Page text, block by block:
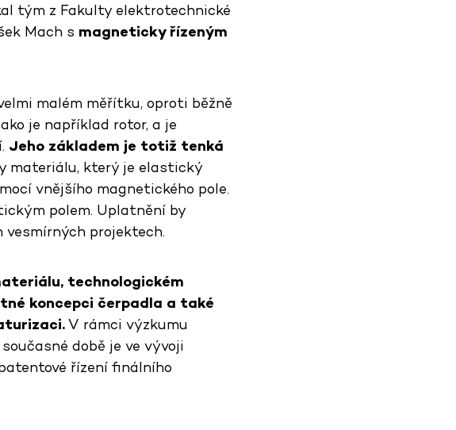
tým z Fakulty elektrotechnické
Mach s magneticky řízeným
malém měřítku, oproti běžně
je například rotor, a je
Jeho základem je totiž tenká
materiálu, který je elastický
vnějšího magnetického pole.
polem. Uplatnění by
projektech.
technologickém
koncepci čerpadla a také
V rámci výzkumu
době je ve vývoji
řízení finálního